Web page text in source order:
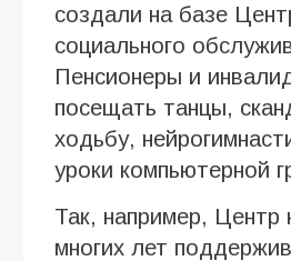
создали на базе
социального
Пенсионеры и
посещать танцы,
ходьбу,
уроки компьютерной
Так, например, Центр
многих лет